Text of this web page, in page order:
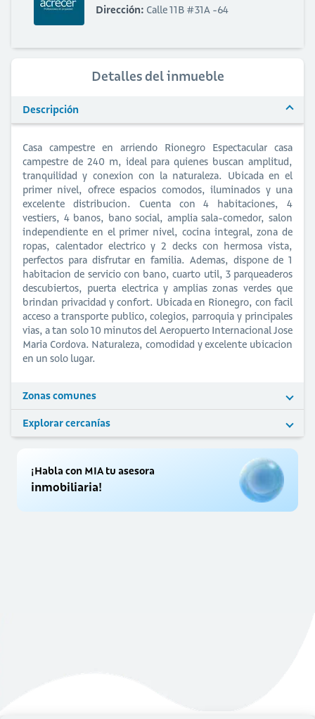
Dirección: Calle 11B #31A -64
Detalles del inmueble
Descripción
Casa campestre en arriendo Rionegro Espectacular casa
campestre de 240 m, ideal para quienes buscan amplitud,
tranquilidad y conexion con la naturaleza. Ubicada en el
primer nivel, ofrece espacios comodos, iluminados y una
excelente distribucion. Cuenta con 4 habitaciones, 4
vestiers, 4 banos, bano social, amplia sala-comedor, salon
independiente en el primer nivel, cocina integral, zona de
ropas, calentador electrico y 2 decks con hermosa vista,
perfectos para disfrutar en familia. Ademas, dispone de 1
habitacion de servicio con bano, cuarto util, 3 parqueaderos
descubiertos, puerta electrica y amplias zonas verdes que
brindan privacidad y confort. Ubicada en Rionegro, con facil
acceso a transporte publico, colegios, parroquia y principales
vias, a tan solo 10 minutos del Aeropuerto Internacional Jose
Maria Cordova. Naturaleza, comodidad y excelente ubicacion
en un solo lugar.
Zonas comunes
Explorar cercanías
¡Habla con MIA tu asesora
inmobiliaria!